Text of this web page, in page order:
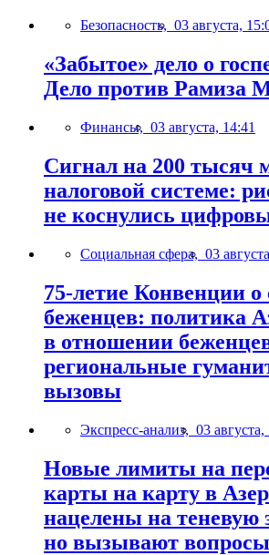
Безопасность, 03 августа,
«Забытое» дело о
Дело против Рамиза
Финансы, 03 августа, 14:41
Сигнал на 200 тысяч
налоговой системе:
не коснулись
Социальная сфера, 03
75-летие Конвенции о
беженцев: политика
в отношении
региональные
вызовы
Экспресс-анализ, 03
Новые лимиты на
карты на карту в
нацелены на теневую
но вызывают вопросы